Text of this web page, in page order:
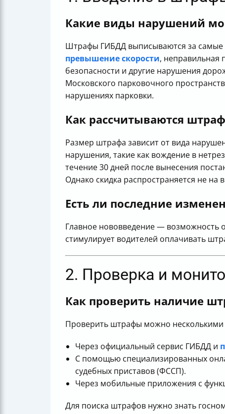
Какие виды нарушений
Штрафы ГИБДД выписываются за
превышение скорости, неправильная
безопасности и другие нарушения
Московского парковочного
нарушениях парковки.
Как рассчитываются
Размер штрафа зависит от вида
нарушения, такие как вождение в
течение 30 дней после вынесения
Однако скидка распространяется не на
Есть ли последние
Главное нововведение — возможность
стимулирует водителей оплачивать
2. Проверка и
Как проверить наличие
Проверить штрафы можно несколькими
Через официальный сервис ГИБДД и
С помощью специализированных
судебных приставов (ФССП).
Через мобильные приложения с
Для поиска штрафов нужно знать